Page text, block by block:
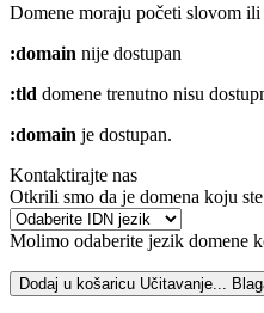
Domene moraju početi slovom
:domain nije dostupan
:tld domene trenutno nisu
:domain je dostupan.
Kontaktirajte nas
Otkrili smo da je domena koju
Molimo odaberite jezik domene
Dodaj u košaricu Učitavanje...